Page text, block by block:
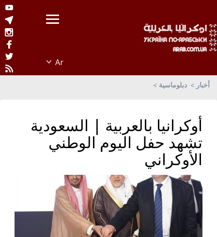
أخبار دبلوماسية
أوكرانيا بالعربية | السعودية
تشهد حفل اليوم الوطني
الأوكراني